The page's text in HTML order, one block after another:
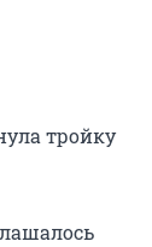
тройку